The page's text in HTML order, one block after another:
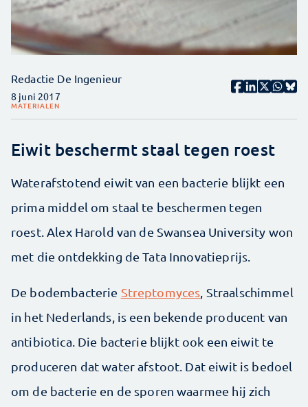
Redactie De Ingenieur
8 juni 2017
MATERIALEN
Eiwit beschermt staal tegen roest
Waterafstotend eiwit van een bacterie blijkt een
prima middel om staal te beschermen tegen
roest. Alex Harold van de Swansea University won
met die ontdekking de Tata Innovatieprijs.
De bodembacterie Streptomyces , Straalschimmel
in het Nederlands, is een bekende producent van
antibiotica. Die bacterie blijkt ook een eiwit te
produceren dat water afstoot. Dat eiwit is bedoel
om de bacterie en de sporen waarmee hij zich